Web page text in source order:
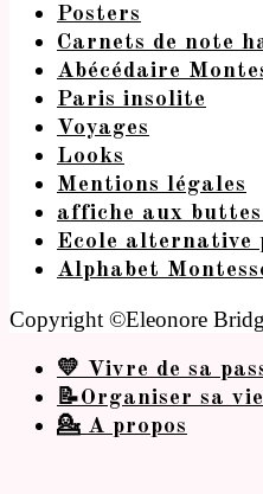
Posters
Carnets de note
Abécédaire
Paris insolite
Voyages
Looks
Mentions légales
affiche aux
Ecole alternative
Alphabet
Copyright ©Eleonore
💛 Vivre de sa
📝Organiser sa vie
💁 A propos